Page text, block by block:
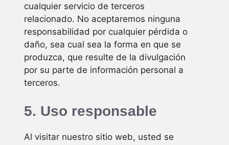
cualquier servicio de terceros
relacionado. No aceptaremos ninguna
responsabilidad por cualquier pérdida o
daño, sea cual sea la forma en que se
produzca, que resulte de la divulgación
por su parte de información personal a
terceros.
5. Uso responsable
Al visitar nuestro sitio web, usted se